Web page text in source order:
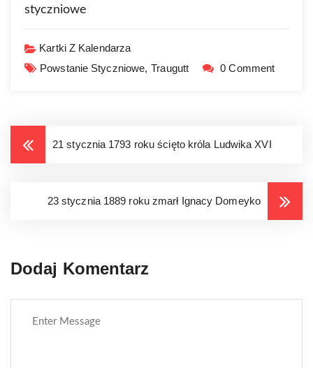
styczniowe
Kartki Z Kalendarza
Powstanie Styczniowe, Traugutt 0 Comment
21 stycznia 1793 roku ścięto króla Ludwika XVI
23 stycznia 1889 roku zmarł Ignacy Domeyko
Dodaj Komentarz